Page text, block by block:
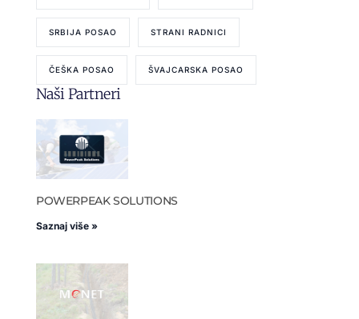
SRBIJA POSAO STRANI RADNICI
ČEŠKA POSAO ŠVAJCARSKA POSAO
Naši Partneri
POWERPEAK SOLUTIONS
Saznaj više »